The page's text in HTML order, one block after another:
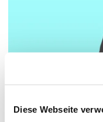
Diese Webseite